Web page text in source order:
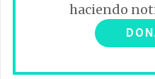
haciendo